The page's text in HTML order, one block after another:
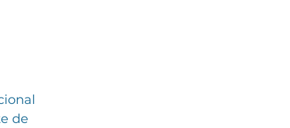
de